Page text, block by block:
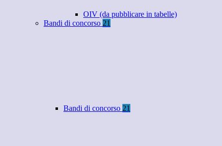
OIV (da pubblicare in tabelle)
Bandi di concorso 21
Bandi di concorso 21